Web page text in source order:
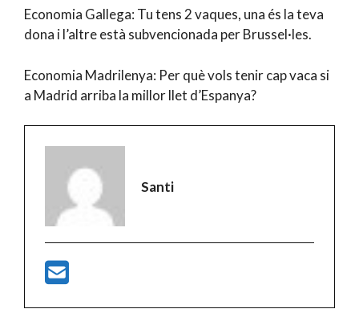
Economia Gallega: Tu tens 2 vaques, una és la teva
dona i l’altre està subvencionada per Brussel·les.
Economia Madrilenya: Per què vols tenir cap vaca si
a Madrid arriba la millor llet d’Espanya?
Santi